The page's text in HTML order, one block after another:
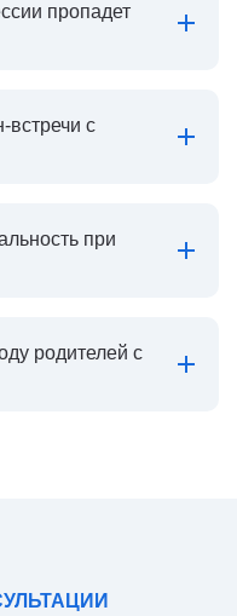
пропадет
встречи с
при
родителей с